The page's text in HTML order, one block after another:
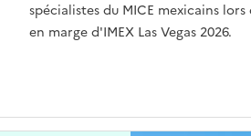
spécialistes du MICE mexicains
en marge d'IMEX Las Vegas 2026.